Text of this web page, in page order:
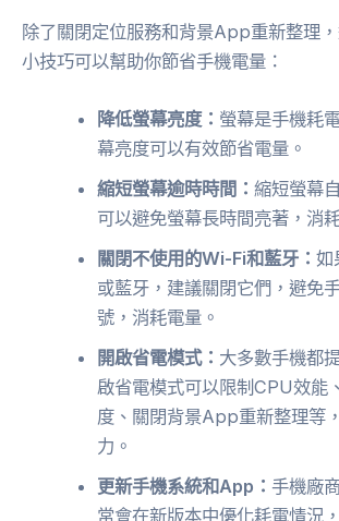
除了關閉定位服務和背景App重新整理
小技巧可以幫助你節省手機電量：
降低螢幕亮度： 螢幕是手機耗
幕亮度可以有效節省電量。
縮短螢幕逾時時間：縮短螢幕
可以避免螢幕長時間亮著，消
關閉不使用的Wi-Fi和藍牙：如
或藍牙，建議關閉它們，避免
號，消耗電量。
開啟省電模式： 大多數手機都
啟省電模式可以限制CPU效能
度、關閉背景App重新整理等
力。
更新手機系統和App：手機廠
常會在新版本中優化耗電情況